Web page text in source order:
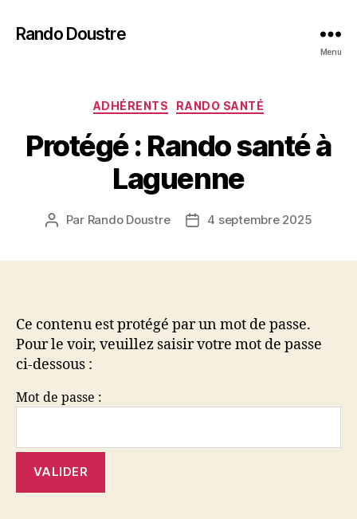
Rando Doustre
Menu
Catégories
ADHÉRENTS RANDO SANTÉ
Protégé : Rando santé à
Laguenne
Auteur
Par Rando Doustre
Date4 septembre 2025
Ce contenu est protégé par un mot de passe.
Pour le voir, veuillez saisir votre mot de passe
ci-dessous :
Mot de passe :